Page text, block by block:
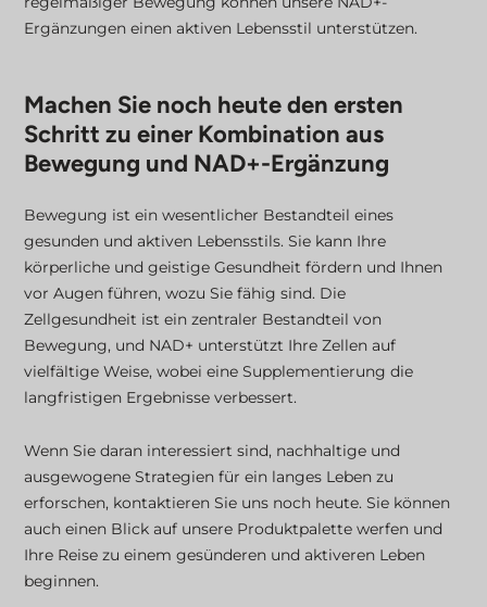
Ergänzungen einen aktiven Lebensstil unterstützen.
Machen Sie noch heute den ersten
Schritt zu einer Kombination aus
Bewegung und NAD+-Ergänzung
Bewegung ist ein wesentlicher Bestandteil eines
gesunden und aktiven Lebensstils. Sie kann Ihre
körperliche und geistige Gesundheit fördern und Ihnen
vor Augen führen, wozu Sie fähig sind. Die
Zellgesundheit ist ein zentraler Bestandteil von
Bewegung, und NAD+ unterstützt Ihre Zellen auf
vielfältige Weise, wobei eine Supplementierung die
langfristigen Ergebnisse verbessert.
Wenn Sie daran interessiert sind, nachhaltige und
ausgewogene Strategien für ein langes Leben zu
erforschen, kontaktieren Sie uns noch heute. Sie können
auch einen Blick auf unsere Produktpalette werfen und
Ihre Reise zu einem gesünderen und aktiveren Leben
beginnen.